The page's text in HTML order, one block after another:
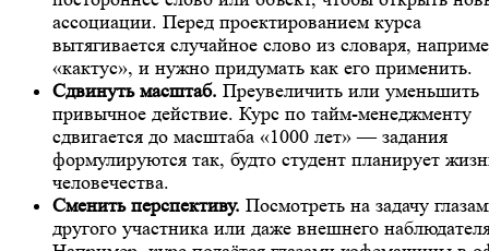
ассоциации. Перед проектированием курса
вытягивается случайное слово из словаря,
«кактус», и нужно придумать как его применить.
Сдвинуть масштаб. Преувеличить или уменьшить
привычное действие. Курс по тайм-менеджменту
сдвигается до масштаба «1000 лет» — задания
формулируются так, будто студент планирует
человечества.
Сменить перспективу. Посмотреть на задачу
другого участника или даже внешнего